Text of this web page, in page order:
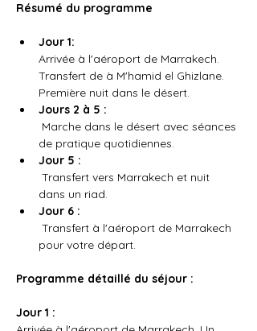
Résumé du programme
Jour 1:
Arrivée à l'aéroport de Marrakech.
Transfert de à M'hamid el Ghizlane.
Première nuit dans le désert.
Jours 2 à 5 :
de pratique quotidiennes.
Jour 5 :
dans un riad.
Jour 6 :
pour votre départ.
Programme détaillé du séjour :
Jour 1 :